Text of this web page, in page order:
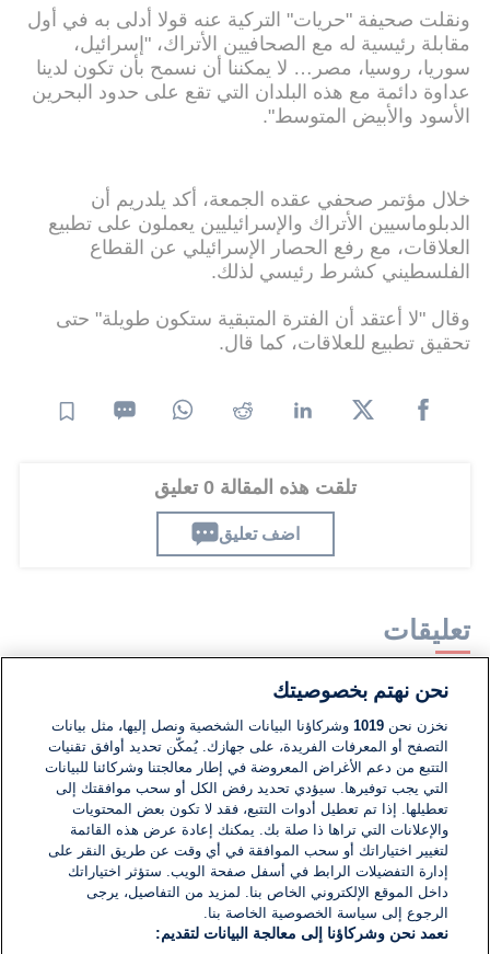
ونقلت صحيفة "حريات" التركية عنه قولا أدلى به في أول
مقابلة رئيسية له مع الصحافيين الأتراك، "إسرائيل،
سوريا، روسيا، مصر… لا يمكننا أن نسمح بأن تكون لدينا
عداوة دائمة مع هذه البلدان التي تقع على حدود البحرين
الأسود والأبيض المتوسط".
خلال مؤتمر صحفي عقده الجمعة، أكد يلدريم أن
الدبلوماسيين الأتراك والإسرائيليين يعملون على تطبيع
العلاقات، مع رفع الحصار الإسرائيلي عن القطاع
الفلسطيني كشرط رئيسي لذلك.
وقال "لا أعتقد أن الفترة المتبقية ستكون طويلة" حتى
تحقيق تطبيع للعلاقات، كما قال.
تلقت هذه المقالة 0 تعليق
اضف تعليق
تعليقات
لا توجد تعليقات مكتوبة حتى الآن. كن الأول!
اكتب تعليقًا جديدًا ...
نحن نهتم بخصوصيتك
نخزن نحن1019 وشركاؤنا البيانات الشخصية ونصل إليها، مثل بيانات
التصفح أو المعرفات الفريدة، على جهازك. يُمكّن تحديد أوافق تقنيات
التتبع من دعم الأغراض المعروضة في إطار معالجتنا وشركائنا للبيانات
التي يجب توفيرها. سيؤدي تحديد رفض الكل أو سحب موافقتك إلى
تعطيلها. إذا تم تعطيل أدوات التتبع، فقد لا تكون بعض المحتويات
والإعلانات التي تراها ذا صلة بك. يمكنك إعادة عرض هذه القائمة
لتغيير اختياراتك أو سحب الموافقة في أي وقت عن طريق النقر على
إدارة التفضيلات الرابط في أسفل صفحة الويب. ستؤثر اختياراتك
داخل الموقع الإلكتروني الخاص بنا. لمزيد من التفاصيل، يرجى
الرجوع إلى سياسة الخصوصية الخاصة بنا.
نعمد نحن وشركاؤنا إلى معالجة البيانات لتقديم: